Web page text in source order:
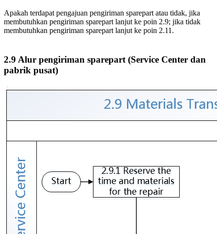
Apakah terdapat pengajuan pengiriman sparepart atau tidak, jika
membutuhkan pengiriman sparepart lanjut ke poin 2.9; jika tidak
membutuhkan pengiriman sparepart lanjut ke poin 2.11.
2.9 Alur pengiriman sparepart (Service Center dan
pabrik pusat)